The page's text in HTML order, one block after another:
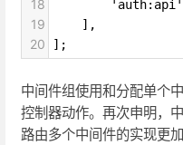
18
19
    ],
20 ];
中间件组使用和分配单个
控制器动作。再次申明，
路由多个中间件的实现更加